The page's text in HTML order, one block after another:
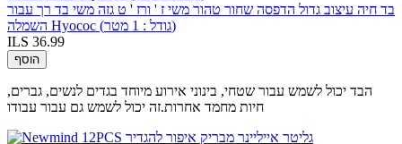
בד חיה עיצוב גדול הדפסה שחור טהור משי ז ' ורז ' ט גזה משי בד רך עבור
השמלה Hyococ (גודל : 1 מטר)
ILS 36.99
הוסף
הבד יכול לשמש עבור שטחי, בינוני אירוע מיוחד בגדים לנשים, גברים,
חיות מחמד אחרות.זה יכול לשמש גם עבור עבודו